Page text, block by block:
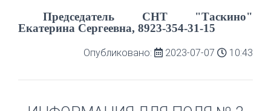
Председатель СНТ "Таскино"
Екатерина Сергеевна, 8923-354-31-15
Опубликовано: 2023-07-07 10:43